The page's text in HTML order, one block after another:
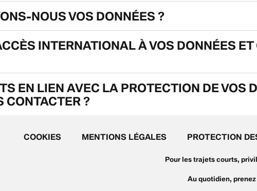
NOUS VOS DONNÉES ?
INTERNATIONAL À VOS DONNÉES
EN LIEN AVEC LA PROTECTION DE VOS
CONTACTER ?
COOKIES MENTIONS LÉGALES PROTECTION
Pour les trajets courts,
Au quotidien,